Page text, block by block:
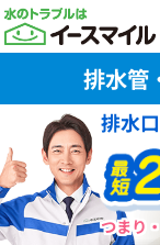
排水管
排水
つまり